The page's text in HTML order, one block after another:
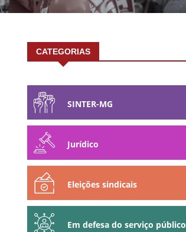
CATEGORIAS
SINTER-MG
Jurídico
Eleições sindicais
Em defesa do serviço público